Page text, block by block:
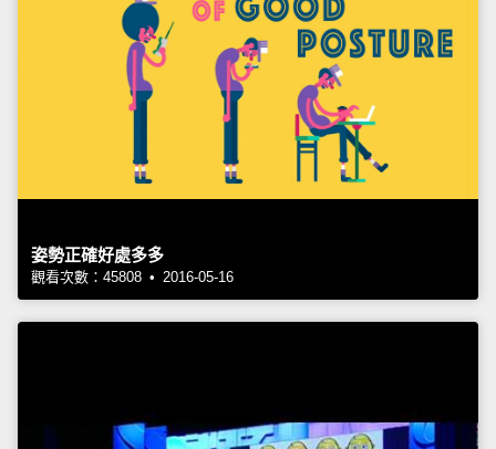
姿勢正確好處多多
觀看次數：45808 • 2016-05-16